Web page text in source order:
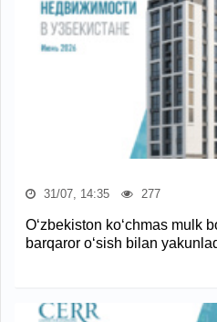
31/07, 14:35 277
O‘zbekiston ko‘chmas mulk
barqaror o‘sish bilan